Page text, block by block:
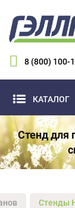
8 (800) 100-
КАТАЛОГ
Стенд для
Стенды